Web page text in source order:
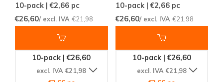
10-pack | €2,66 pc
€26,60/ excl. IVA €21,98
10-pack | €26,60
excl. IVA €21,98
10-pack | €2,66pc
€26,60/ excl. IVA €21,98
10-pack | €26,60
excl. IVA €21,98